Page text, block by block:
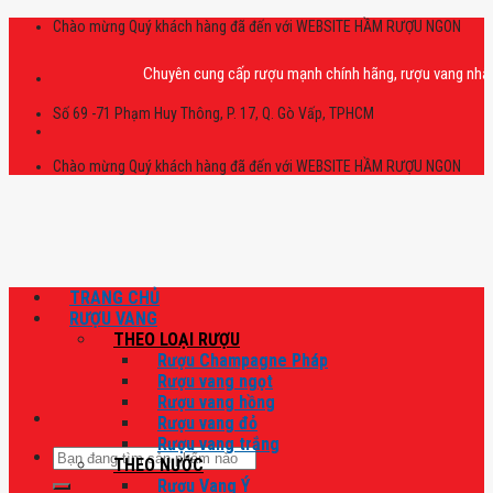
Skip
Chào mừng Quý khách hàng đã đến với WEBSITE HẦM RƯỢU NGON
Chuyên cung cấp rượu mạnh chính hãng, rượu vang nhập
Số 69 -71 Phạm Huy Thông, P. 17, Q. Gò Vấp, TPHCM
Chào mừng Quý khách hàng đã đến với WEBSITE HẦM RƯỢU NGON
Tìm
kiếm:
TRANG CHỦ
RƯỢU VANG
THEO LOẠI RƯỢU
Rượu Champagne Pháp
Rượu vang ngọt
Rượu vang hồng
Rượu vang đỏ
Rượu vang trắng
THEO NƯỚC
Rượu Vang Ý